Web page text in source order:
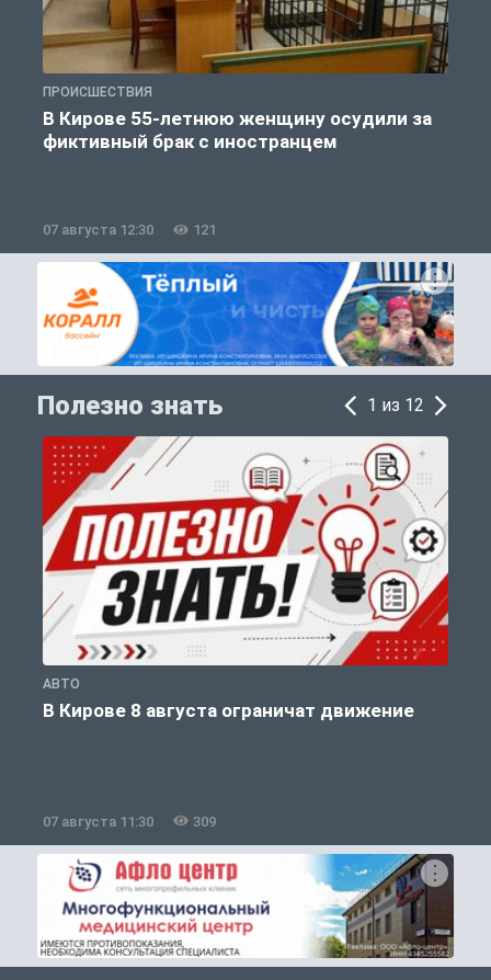
ПРОИСШЕСТВИЯ
В Кирове 55-летнюю женщину осудили за
фиктивный брак с иностранцем
07 августа 12:30 121
Полезно знать 1 из 12
АВТО
В Кирове 8 августа ограничат движение
07 августа 11:30 309